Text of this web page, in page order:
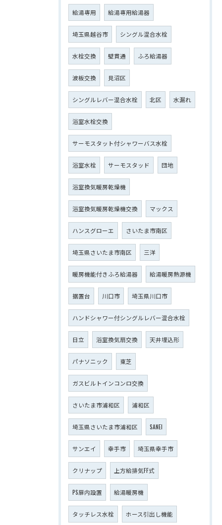
給湯専用 給湯専用給湯器
埼玉県越谷市 シングル混合水栓
水栓交換 壁貫通 ふろ給湯器
波板交換 見沼区
シングルレバー混合水栓 北区 水漏れ
浴室水栓交換
サーモスタット付シャワーバス水栓
浴室水栓 サーモスタッド 団地
浴室換気暖房乾燥機
浴室換気暖房乾燥機交換 マックス
ハンスグローエ さいたま市南区
埼玉県さいたま市南区 三洋
暖房機能付きふろ給湯器 給湯暖房熱源機
据置台 川口市 埼玉県川口市
ハンドシャワー付シングルレバー混合水栓
日立 浴室換気扇交換 天井埋込形
パナソニック 東芝
ガスビルトインコンロ交換
さいたま市浦和区 浦和区
埼玉県さいたま市浦和区 SANEI
サンエイ 幸手市 埼玉県幸手市
クリナップ 上方給排気FF式
PS扉内設置 給湯暖房機
タッチレス水栓 ホース引出し機能